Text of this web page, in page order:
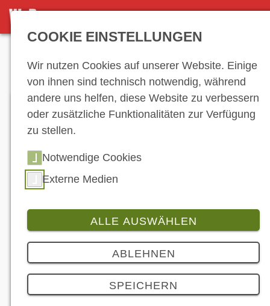
DETAILSEITE
Winterpause für das Motorrad – aber
nicht für die Batterie
11.02.2026
COOKIE EINSTELLUNGEN
Wir nutzen Cookies auf unserer Website. Einige
von ihnen sind technisch notwendig, während
andere uns helfen, diese Website zu verbessern
oder zusätzliche Funktionalitäten zur Verfügung
zu stellen.
Notwendige Cookies
Externe Medien
ALLE AUSWÄHLEN
ABLEHNEN
SPEICHERN